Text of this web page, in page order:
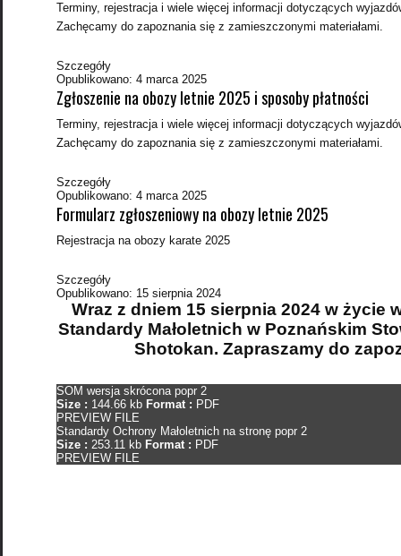
Terminy, rejestracja i wiele więcej informacji dotyczących
Zachęcamy do zapoznania się z zamieszczonymi materiałami.
Szczegóły
Opublikowano: 4 marca 2025
Zgłoszenie na obozy letnie 2025 i sposoby płatności
Terminy, rejestracja i wiele więcej informacji dotyczących
Zachęcamy do zapoznania się z zamieszczonymi materiałami.
Szczegóły
Opublikowano: 4 marca 2025
Formularz zgłoszeniowy na obozy letnie 2025
Rejestracja na obozy karate 2025
Szczegóły
Opublikowano: 15 sierpnia 2024
Wraz z dniem 15 sierpnia 2024 w życie
Standardy Małoletnich w Poznańskim
Shotokan. Zapraszamy do
SOM wersja skrócona popr 2
Size : 144.66 kb Format : PDF
PREVIEW FILE
Standardy Ochrony Małoletnich na stronę popr 2
Size : 253.11 kb Format : PDF
PREVIEW FILE